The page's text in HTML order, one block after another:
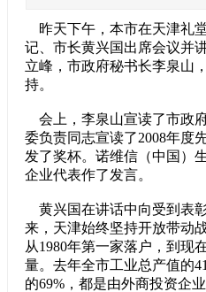
昨天下午，本市在天津礼
记、市长黄兴国出席会议并
立峰，市政府秘书长李泉山
持。
会上，李泉山宣读了市政
委负责同志宣读了2008年度
发了奖杯。诺维信（中国）
企业代表作了发言。
黄兴国在讲话中向受到表
来，天津始终坚持开放带动
从1980年第一家落户，到现
量。去年全市工业总产值的
的69%，都是由外商投资企业